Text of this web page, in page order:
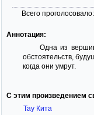
Всего проголосовало:
Аннотация:
Одна из
обстоятельств,
когда они умрут.
С этим произведением
Тау Кита